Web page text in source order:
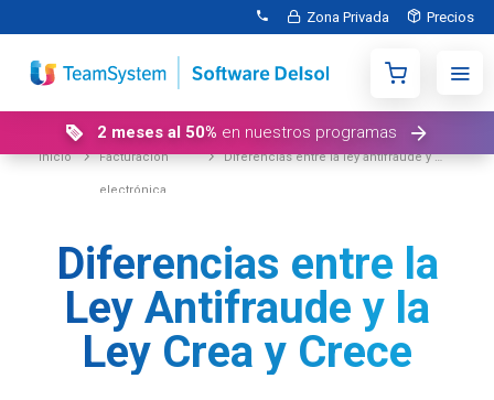
Zona Privada Precios
2 meses al 50% en nuestros programas
Inicio facturación
electrónica
diferencias entre la ley antifraude y la ley crea y crece
Diferencias entre la
Ley Antifraude y la
Ley Crea y Crece